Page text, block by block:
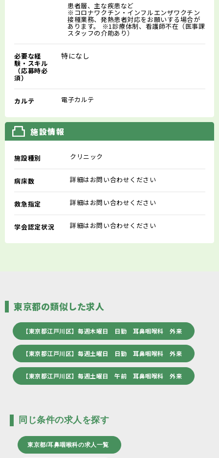
患者層、主な疾患など
※コロナワクチン・インフルエンザワクチン
接種業務、発熱患者対応をお願いする場合が
あります。 ※1診療体制、看護師不在（医事課
スタッフの介助あり）
必要な経
験・スキル
（応募時必
須）
特になし
カルテ 電子カルテ
施設情報
施設種別 クリニック
病床数 詳細はお問い合わせください
救急指定 詳細はお問い合わせください
学会認定状況 詳細はお問い合わせください
東京都の類似した求人
【東京都江戸川区】毎週木曜日 日勤 耳鼻咽喉科 外来
【東京都江戸川区】毎週土曜日 日勤 耳鼻咽喉科 外来
【東京都江戸川区】毎週土曜日 午前 耳鼻咽喉科 外来
同じ条件の求人を探す
東京都/耳鼻咽喉科の求人一覧